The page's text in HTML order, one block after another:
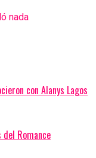
nada
con Alanys Lagos
del Romance